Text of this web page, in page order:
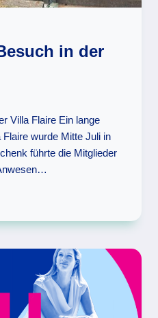
in der
Villa Flaire Ein lange
wurde Mitte Juli in
führte die Mitglieder